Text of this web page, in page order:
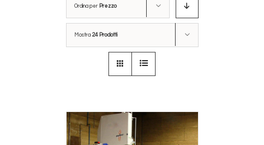
Ordina per Prezzo
Mostra 24 Prodotti